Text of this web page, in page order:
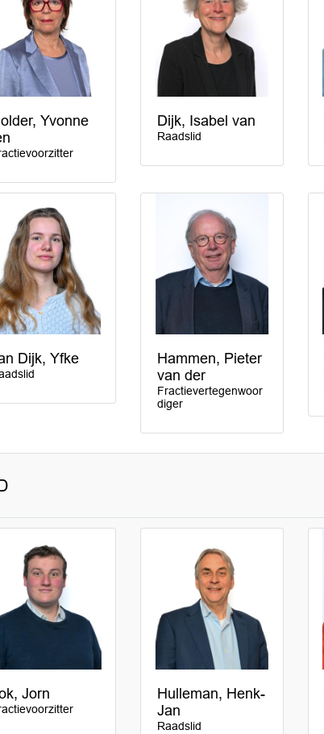
Yvonne
Dijk, Isabel van
Raadslid
Dijk, Yfke
Hammen, Pieter
van der
Fractievertegenwoor
diger
Jorn
Hulleman, Henk-
Jan
Raadslid